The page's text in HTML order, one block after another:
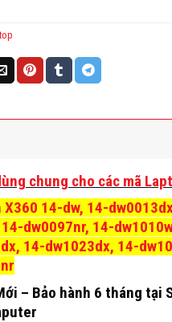
chung cho các mã
X360 14-dw, 14-
dw0097nr, 14-
14-dw1023dx, 14-
– Bảo hành 6 tháng tại